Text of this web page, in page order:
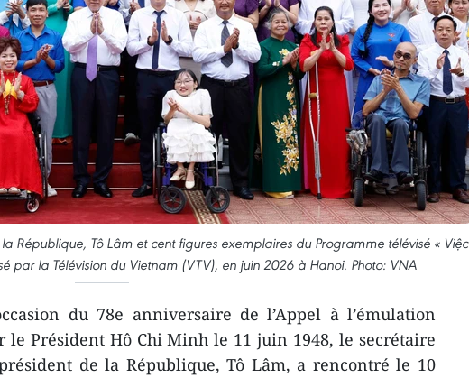
République, Tô Lâm et cent figures exemplaires du Programme télévisé « Việc
par la Télévision du Vietnam (VTV), en juin 2026 à Hanoi. Photo: VNA
du 78e anniversaire de l’Appel à l’émulation
le Président Hô Chi Minh le 11 juin 1948, le secrétaire
de la République, Tô Lâm, a rencontré le 10